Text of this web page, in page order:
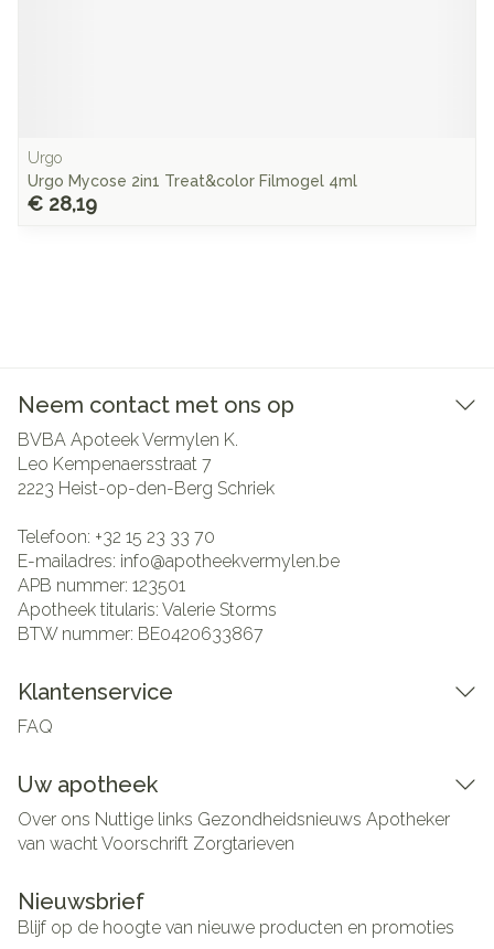
Urgo
Urgo Mycose 2in1 Treat&color Filmogel 4ml
€ 28,19
Neem contact met ons op
BVBA Apoteek Vermylen K.
Leo Kempenaersstraat 7
2223 Heist-op-den-Berg Schriek
Telefoon: +32 15 23 33 70
E-mailadres: info@apotheekvermylen.be
APB nummer: 123501
Apotheek titularis: Valerie Storms
BTW nummer: BE0420633867
Klantenservice
FAQ
Uw apotheek
Over ons Nuttige links Gezondheidsnieuws Apotheker
van wachtVoorschrift Zorgtarieven
Nieuwsbrief
Blijf op de hoogte van nieuwe producten en promoties